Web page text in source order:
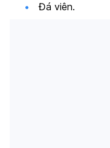
Đá viên.